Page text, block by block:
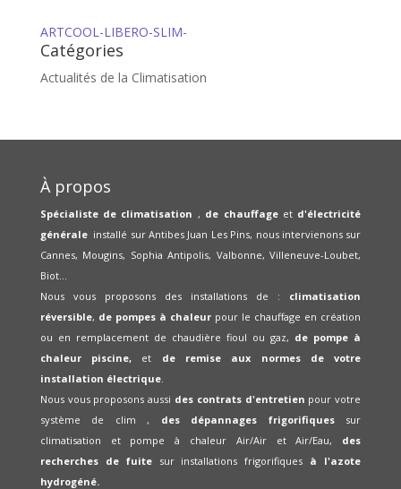
ARTCOOL-LIBERO-SLIM-
Catégories
Actualités de la Climatisation
À propos
Spécialiste de climatisation , de chauffageet d'électricité
générale installé sur Antibes Juan Les Pins, nous intervienons sur
Cannes, Mougins, Sophia Antipolis, Valbonne, Villeneuve-Loubet,
Biot...
Nous vous proposons des installations de : climatisation
réversible, de pompes à chaleurpour le chauffage en création
ou en remplacement de chaudière fioul ou gaz, de pompe à
chaleur piscine, et de remise aux normes de votre
installation électrique.
Nous vous proposons aussi des contrats d'entretien pour votre
système de clim , des dépannages frigorifiquessur
climatisation et pompe à chaleur Air/Air et Air/Eau, des
recherches de fuite sur installations frigorifiques à l'azote
hydrogéné.